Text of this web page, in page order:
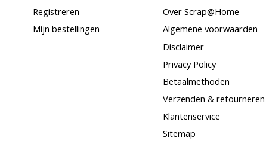
Registreren
Mijn bestellingen
Over Scrap@Home
Algemene voorwaarden
Disclaimer
Privacy Policy
Betaalmethoden
Verzenden & retourneren
Klantenservice
Sitemap